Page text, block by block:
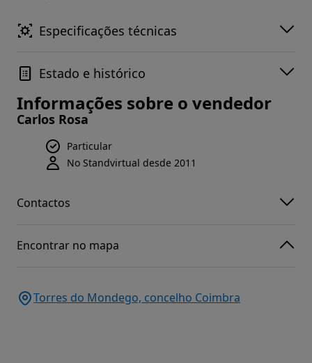
Especificações técnicas
Estado e histórico
Informações sobre o vendedor
Carlos Rosa
Particular
No Standvirtual desde 2011
Contactos
Encontrar no mapa
Torres do Mondego, concelho Coimbra